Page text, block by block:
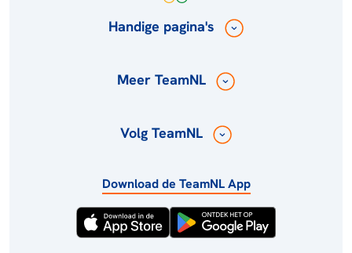
Handige pagina's
Meer TeamNL
Volg TeamNL
Download de TeamNL App